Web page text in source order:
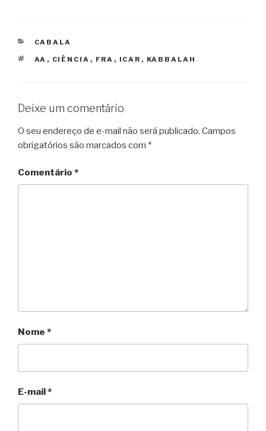
CATEGORIAS
CABALA
TAGS
AA , CIÊNCIA , FRA , ICAR , KABBALAH
Deixe um comentário
O seu endereço de e-mail não será publicado. Campos
obrigatórios são marcados com *
Comentário *
Nome *
E-mail*